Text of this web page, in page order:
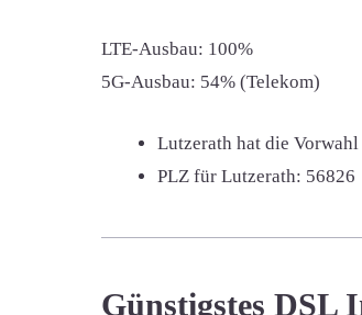
LTE-Ausbau: 100%
5G-Ausbau: 54% (Telekom)
Lutzerath hat die Vorwahl
PLZ für Lutzerath: 56826
Günstigstes DSL